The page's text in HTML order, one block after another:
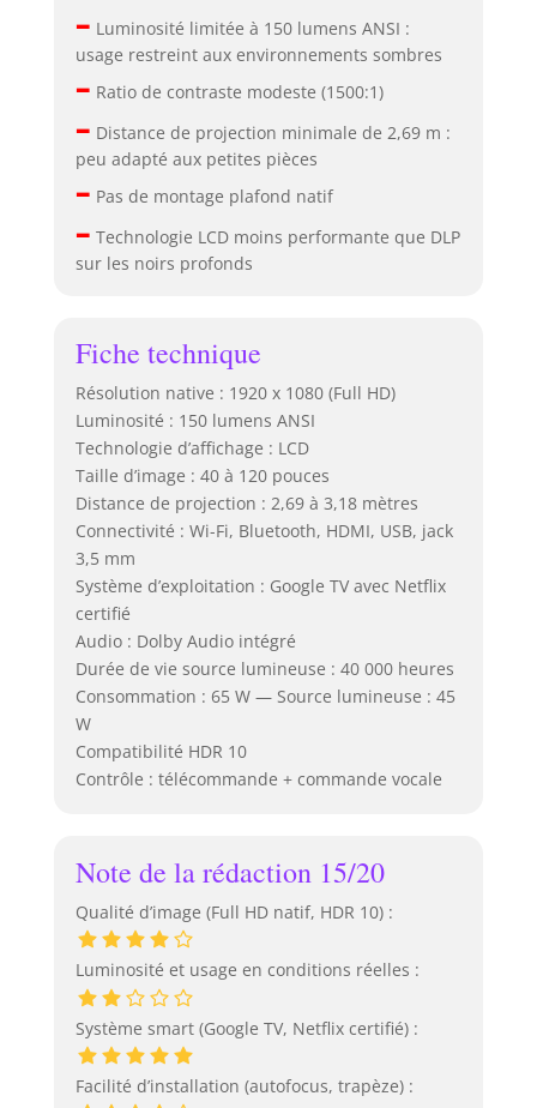
– Luminosité limitée à 150 lumens ANSI :
usage restreint aux environnements sombres
– Ratio de contraste modeste (1500:1)
– Distance de projection minimale de 2,69 m :
peu adapté aux petites pièces
– Pas de montage plafond natif
– Technologie LCD moins performante que DLP
sur les noirs profonds
Fiche technique
Résolution native : 1920 x 1080 (Full HD)
Luminosité : 150 lumens ANSI
Technologie d’affichage : LCD
Taille d’image : 40 à 120 pouces
Distance de projection : 2,69 à 3,18 mètres
Connectivité : Wi-Fi, Bluetooth, HDMI, USB, jack
3,5 mm
Système d’exploitation : Google TV avec Netflix
certifié
Audio : Dolby Audio intégré
Durée de vie source lumineuse : 40 000 heures
Consommation : 65 W — Source lumineuse : 45
W
Compatibilité HDR 10
Contrôle : télécommande + commande vocale
Note de la rédaction 15/20
Qualité d’image (Full HD natif, HDR 10) :
Luminosité et usage en conditions réelles :
Système smart (Google TV, Netflix certifié) :
Facilité d’installation (autofocus, trapèze) :